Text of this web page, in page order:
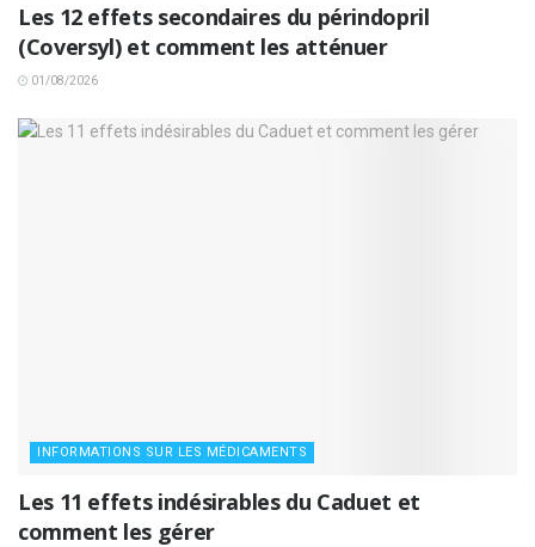
Les 12 effets secondaires du périndopril
(Coversyl) et comment les atténuer
01/08/2026
INFORMATIONS SUR LES MÉDICAMENTS
Les 11 effets indésirables du Caduet et
comment les gérer